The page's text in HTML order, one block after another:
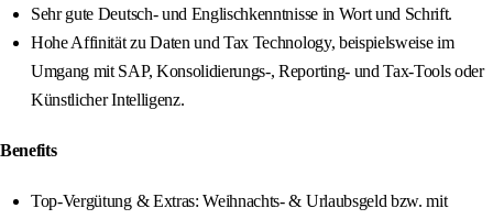
Sehr gute Deutsch‑ und Englischkenntnisse in Wort und Schrift.
Hohe Affinität zu Daten und Tax Technology, beispielsweise im
Umgang mit SAP, Konsolidierungs‑, Reporting‑ und Tax‑Tools oder
Künstlicher Intelligenz.
Benefits
Top‑Vergütung & Extras: Weihnachts‑ & Urlaubsgeld bzw. mit